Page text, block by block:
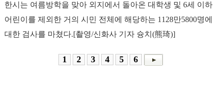
한시는 여름방학을 맞아 외지에서 돌아온 대학생 및 6세 이하
어린이를 제외한 거의 시민 전체에 해당하는 1128만5800명에
대한 검사를 마쳤다.[촬영/신화사 기자 슝치(熊琦)]
1 2 3 4 5 6